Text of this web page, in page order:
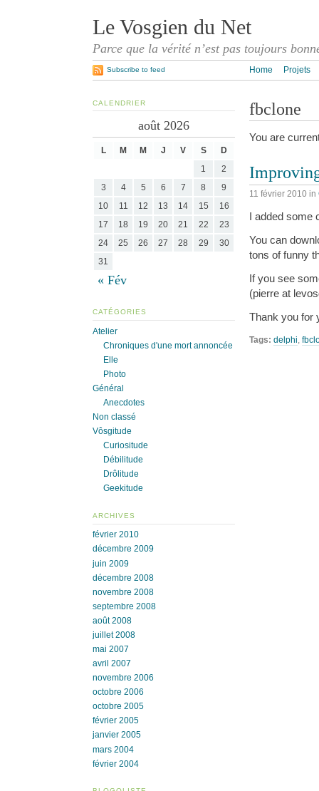
Le Vosgien du Net
Parce que la vérité n’est pas toujours
Home Projets
Subscribe to feed
fbclone
You are
11 février 2010 in
I added some
You can
tons of funny
If you see
(pierre at
Thank you for
Tags: delphi
CALENDRIER
août 2026
L M M J V S D
« Fév
1
2
3
4 5 6 7 8
9
10
11 12 13 14 15
16
17
18 19 20 21 22
23
24
25 26 27 28 29
30
31
CATÉGORIES
Atelier
Chroniques d'une mort annoncée
Elle
Photo
Général
Anecdotes
Non classé
Vôsgitude
Curiositude
Débilitude
Drôlitude
Geekitude
ARCHIVES
février 2010
décembre 2009
juin 2009
décembre 2008
novembre 2008
septembre 2008
août 2008
juillet 2008
mai 2007
avril 2007
novembre 2006
octobre 2006
octobre 2005
février 2005
janvier 2005
mars 2004
février 2004